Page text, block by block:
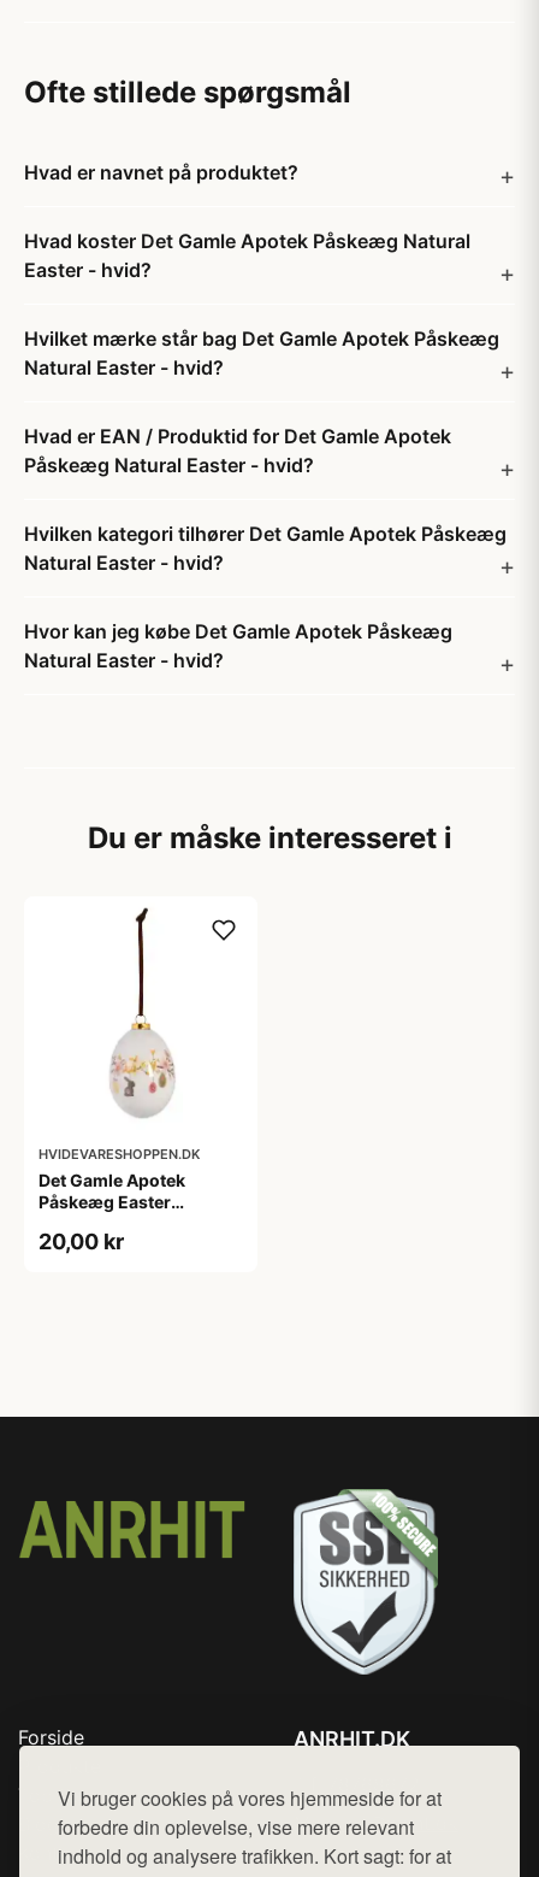
Vi bruger cookies på vores hjemmeside for at
forbedre din oplevelse, vise mere relevant
indhold og analysere trafikken. Kort sagt: for at
Ofte stillede spørgsmål
Hvad er navnet på produktet?
Hvad koster Det Gamle Apotek Påskeæg Natural
Easter - hvid?
Hvilket mærke står bag Det Gamle Apotek Påskeæg
Natural Easter - hvid?
Hvad er EAN / Produktid for Det Gamle Apotek
Påskeæg Natural Easter - hvid?
Hvilken kategori tilhører Det Gamle Apotek Påskeæg
Natural Easter - hvid?
Hvor kan jeg købe Det Gamle Apotek Påskeæg
Natural Easter - hvid?
Du er måske interesseret i
HVIDEVARESHOPPEN.DK
Det Gamle Apotek
Påskeæg Easter
20,00 kr
Forside
Top Rabatter
Blog
Kontakt
ANRHIT.DK
Mail: hej@want.dk
Cookie- og privatlivspolitik